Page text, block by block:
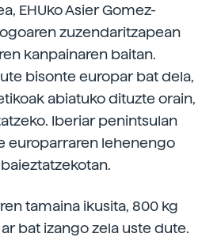
EHUko Asier Gomez-
zuzendaritzapean
kanpainaren baitan.
bisonte europar bat dela,
abiatuko dituzte orain,
Iberiar penintsulan
europarraren lehenengo
tamaina ikusita, 800 kg
bat izango zela uste dute.